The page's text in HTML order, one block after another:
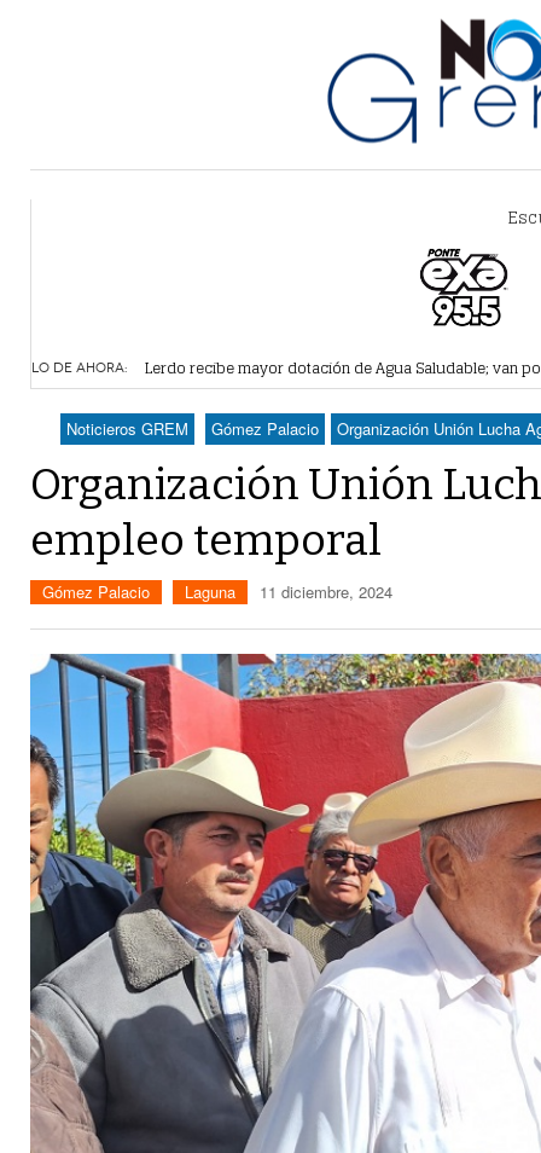
LO DE AHORA:
Lerdo recibe mayor dotación de Agua Saludable; van
horas -
Durango elegirá por insaculación y voto ciudadano a
Denuncian robo en oficinas de Morena Lerdo; cámaras
Va Ayuntamiento de Lerdo por mayor regulación de
Noticieros GREM Gómez Palacio Organización Unión Lucha
Organización Unión
empleo temporal
Gómez Palacio Laguna 11 diciembre, 2024